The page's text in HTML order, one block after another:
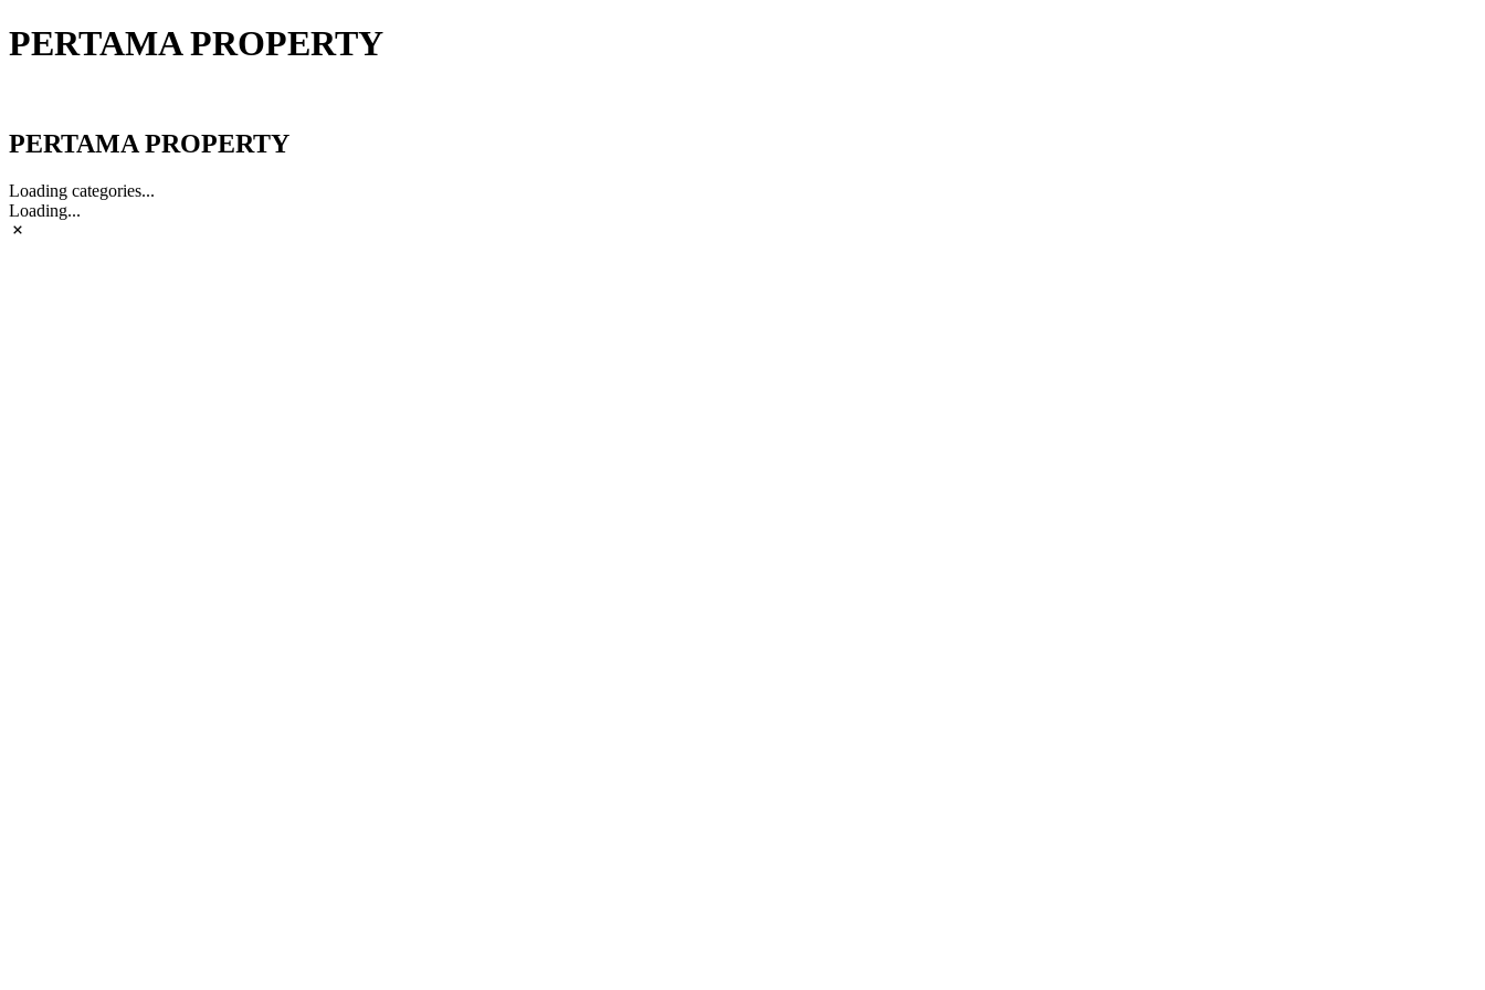
PERTAMA PROPERTY
PERTAMA PROPERTY
Loading categories...
Loading...